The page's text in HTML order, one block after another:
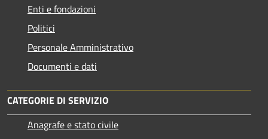
Enti e fondazioni
Politici
Personale Amministrativo
Documenti e dati
CATEGORIE DI SERVIZIO
Anagrafe e stato civile